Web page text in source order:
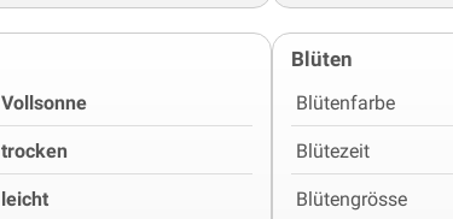
Vollsonne
trocken
leicht
Blüten
Blütenfarbe
Blütezeit
Blütengrösse